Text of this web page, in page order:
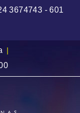
3674743 - 601
|